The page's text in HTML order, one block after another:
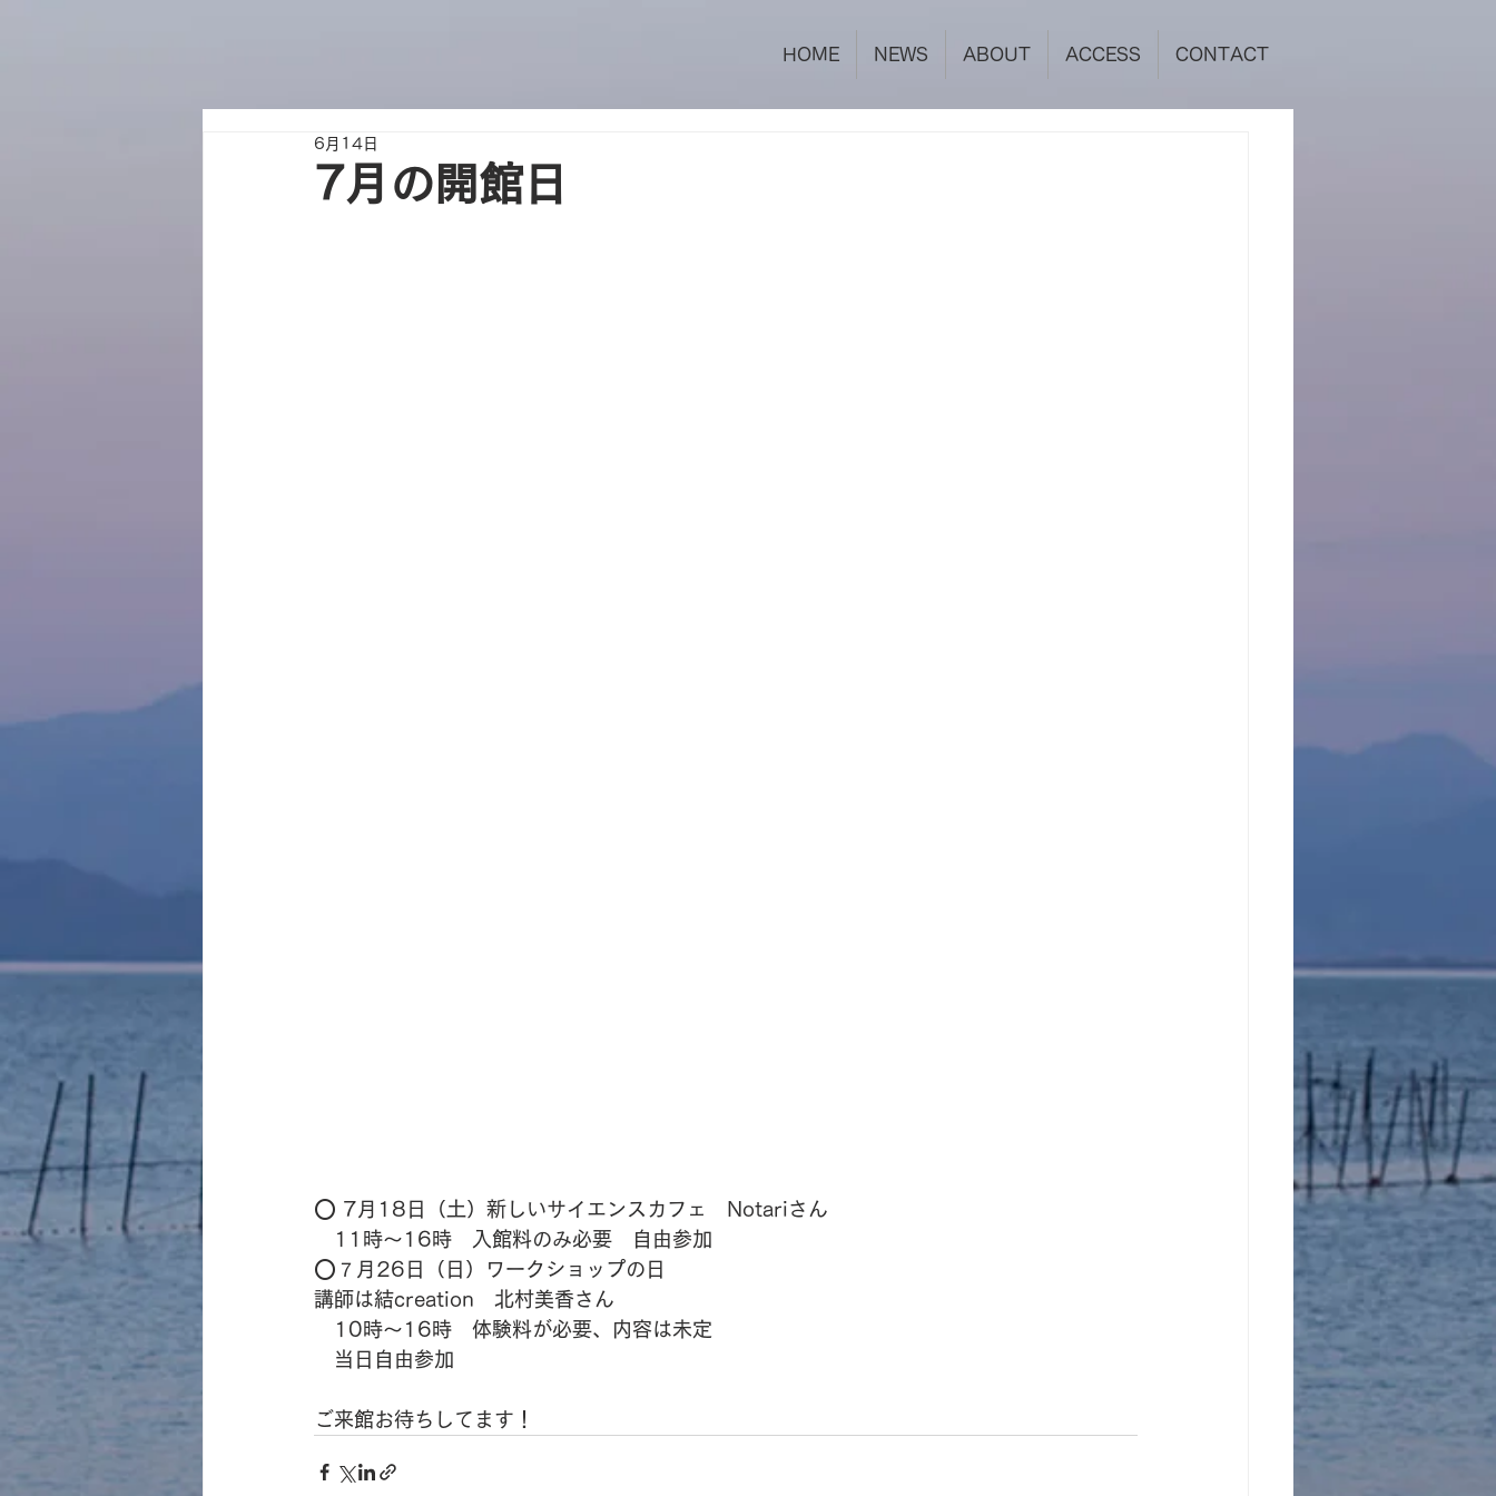
HOME NEWS ABOUT ACCESS CONTACT
7月の開館日
6月14日
⭕️ 7月18日（土）新しいサイエンスカフェ　Notariさん
11時〜16時　入館料のみ必要　自由参加
⭕️７月26日（日）ワークショップの日
講師は結creation　北村美香さん
10時〜16時　体験料が必要、内容は未定
当日自由参加
ご来館お待ちしてます！